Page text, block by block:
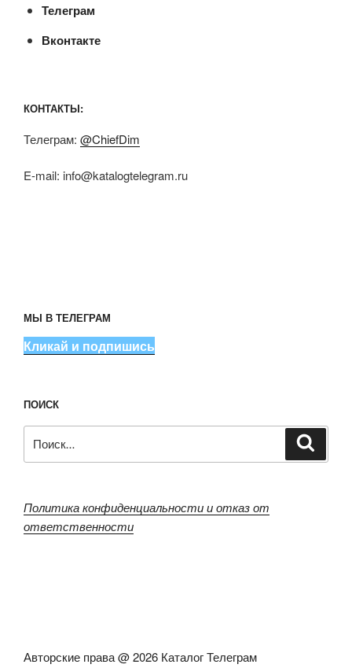
Телеграм
Вконтакте
КОНТАКТЫ:
Телеграм: @ChiefDim
E-mail: info@katalogtelegram.ru
МЫ В ТЕЛЕГРАМ
Кликай и подпишись
ПОИСК
Политика конфиденциальности и отказ от
ответственности
Авторские права @ 2026 Каталог Телеграм